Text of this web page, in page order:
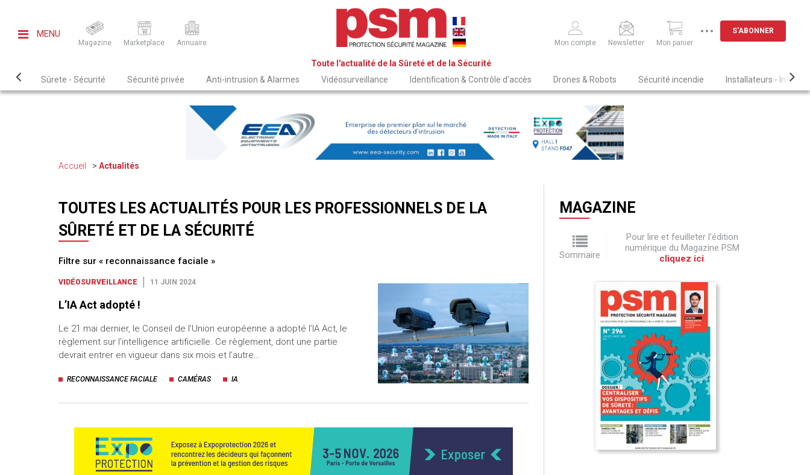
MENU
Magazine Marketplace Annuaire
Toute l'actualité de la Sûreté et de la Sécurité
Mon compte Newsletter Mon panier
S'ABONNER
Sûrete - Sécurité Sécurité privée Anti-intrusion & Alarmes Vidéosurveillance Identification & Contrôle d'accès Drones & Robots Sécurité incendie Installateurs -
Accueil Actualités
TOUTES LES ACTUALITÉS POUR LES PROFESSIONNELS DE LA
SÛRETÉ ET DE LA SÉCURITÉ
Filtre sur « reconnaissance faciale »
VIDÉOSURVEILLANCE 11 JUIN 2024
L’IA Act adopté !
Le 21 mai dernier, le Conseil de l’Union européenne a adopté l’IA Act, le
règlement sur l’intelligence artificielle. Ce règlement, dont une partie
devrait entrer en vigueur dans six mois et l’autre…
RECONNAISSANCE FACIALE CAMÉRAS IA
MAGAZINE
Sommaire
Pour lire et feuilleter l'édition
numérique du Magazine PSM
cliquez ici.